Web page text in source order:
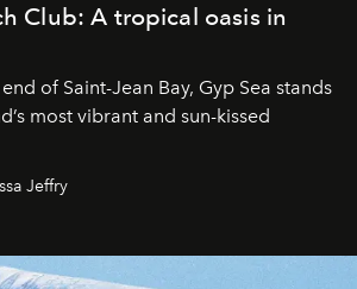
Club: A tropical oasis in
of Saint-Jean Bay, Gyp Sea stands
most vibrant and sun-kissed
Jeffry